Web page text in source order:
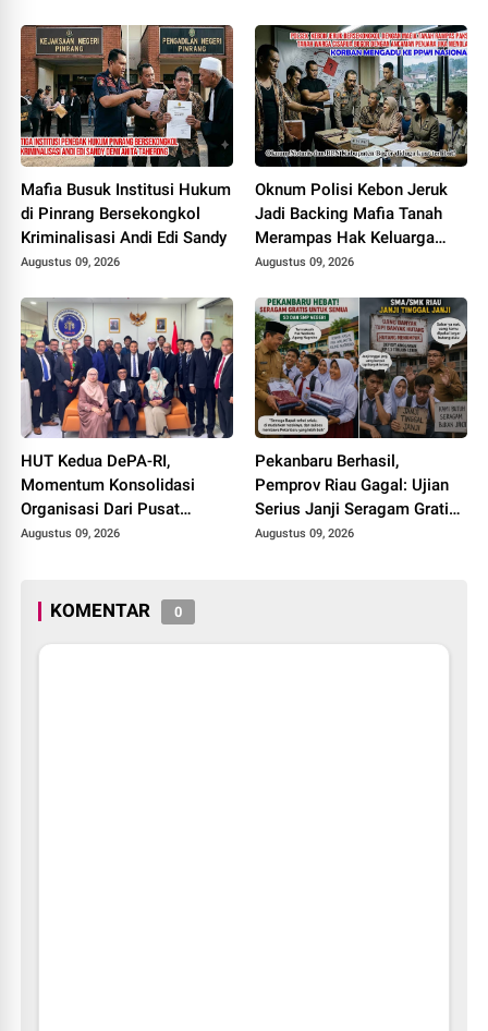
Mafia Busuk Institusi Hukum
di Pinrang Bersekongkol
Kriminalisasi Andi Edi Sandy
Augustus 09, 2026
Oknum Polisi Kebon Jeruk
Jadi Backing Mafia Tanah
Merampas Hak Keluarga
Ambar Witjaksono Sutarman
Augustus 09, 2026
HUT Kedua DePA-RI,
Momentum Konsolidasi
Organisasi Dari Pusat
Sampai ke Daerah
Augustus 09, 2026
Pekanbaru Berhasil,
Pemprov Riau Gagal: Ujian
Serius Janji Seragam Gratis
di Bumi Lancang Kuning
Augustus 09, 2026
KOMENTAR 0